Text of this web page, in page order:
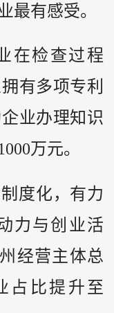
最有感受。
在检查过程
有多项专利
业办理知识
万元。
度化，有力
力与创业活
经营主体总
占比提升至